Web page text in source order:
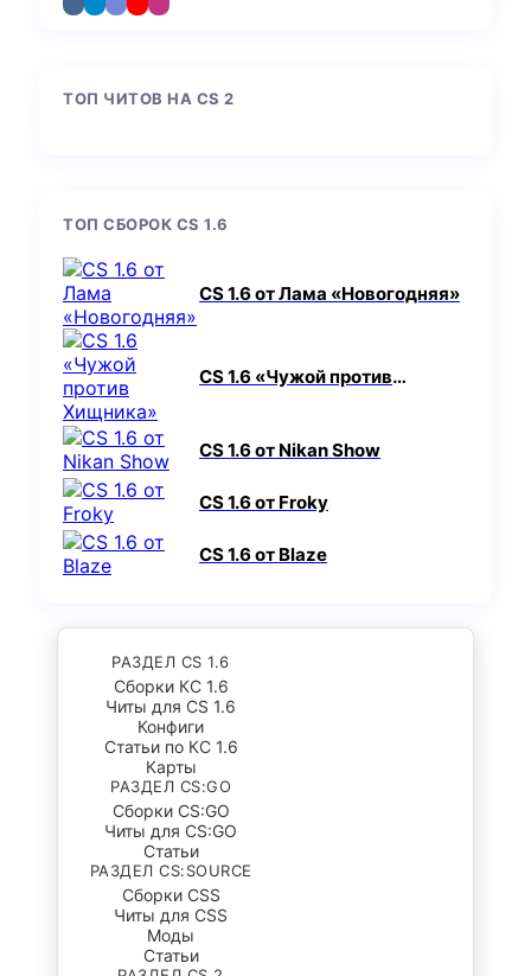
ТОП ЧИТОВ НА CS 2
ТОП СБОРОК CS 1.6
CS 1.6 от Лама «Новогодняя»
CS 1.6 «Чужой против
CS 1.6 от Nikan Show
CS 1.6 от Froky
CS 1.6 от Blaze
РАЗДЕЛ CS 1.6
Сборки КС 1.6
Читы для CS 1.6
Конфиги
Статьи по КС 1.6
Карты
РАЗДЕЛ CS:GO
Сборки CS:GO
Читы для CS:GO
Статьи
РАЗДЕЛ CS:SOURCE
Сборки CSS
Читы для CSS
Моды
Статьи